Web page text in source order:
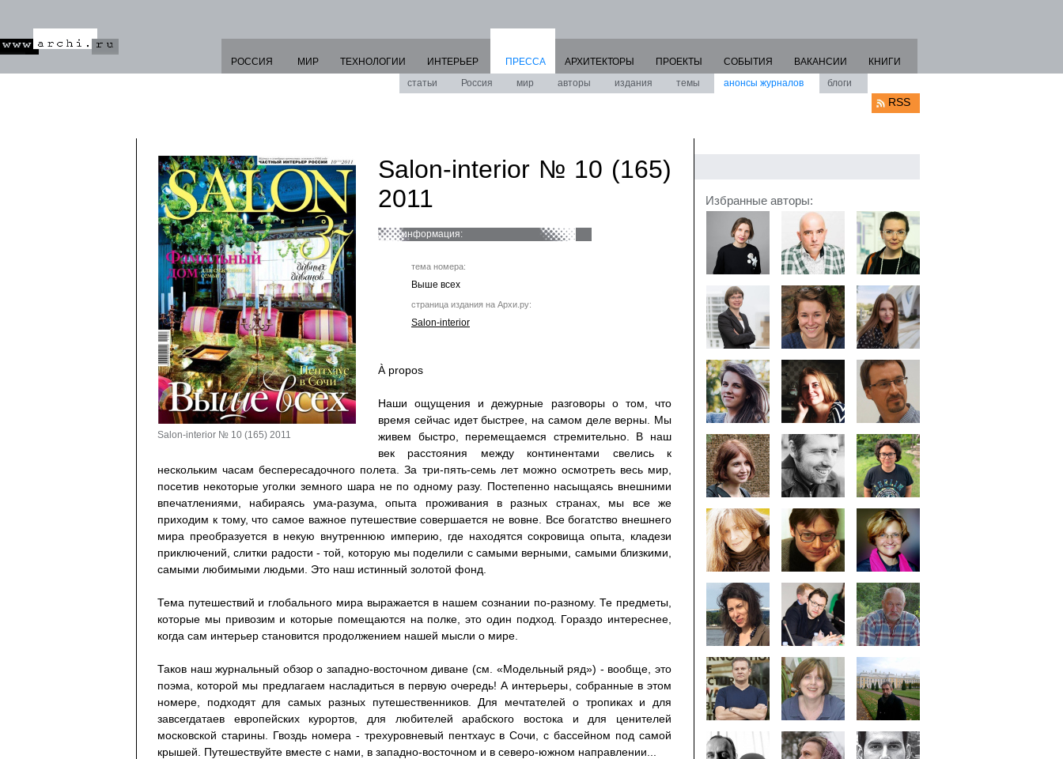
РОССИЯ МИР ТЕХНОЛОГИИ ИНТЕРЬЕР
ПРЕССА
статьи
Россия мир авторы издания темы анонсы журналов блоги
АРХИТЕКТОРЫ ПРОЕКТЫ СОБЫТИЯ ВАКАНСИИ КНИГИ
RSS
Salon-interior № 10 (165) 2011
Salon-interior № 10 (165)
2011
информация:
тема номера:
Выше всех
страница издания на Архи.ру:
Salon-interior
À propos
Наши ощущения и дежурные разговоры о том, что
время сейчас идет быстрее, на самом деле верны. Мы
живем быстро, перемещаемся стремительно. В наш
век расстояния между континентами свелись к
нескольким часам беспересадочного полета. За три-пять-семь лет можно осмотреть весь мир,
посетив некоторые уголки земного шара не по одному разу. Постепенно насыщаясь внешними
впечатлениями, набираясь ума-разума, опыта проживания в разных странах, мы все же
приходим к тому, что самое важное путешествие совершается не вовне. Все богатство внешнего
мира преобразуется в некую внутреннюю империю, где находятся сокровища опыта, кладези
приключений, слитки радости - той, которую мы поделили с самыми верными, самыми близкими,
самыми любимыми людьми. Это наш истинный золотой фонд.
Тема путешествий и глобального мира выражается в нашем сознании по-разному. Те предметы,
которые мы привозим и которые помещаются на полке, это один подход. Гораздо интереснее,
когда сам интерьер становится продолжением нашей мысли о мире.
Таков наш журнальный обзор о западно-восточном диване (см. «Модельный ряд») - вообще, это
поэма, которой мы предлагаем насладиться в первую очередь! А интерьеры, собранные в этом
номере, подходят для самых разных путешественников. Для мечтателей о тропиках и для
завсегдатаев европейских курортов, для любителей арабского востока и для ценителей
московской старины. Гвоздь номера - трехуровневый пентхаус в Сочи, с бассейном под самой
крышей. Путешествуйте вместе с нами, в западно-восточном и в северо-южном направлении...
Избранные авторы: